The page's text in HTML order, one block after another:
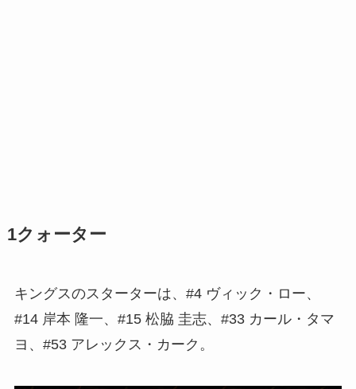
1クォーター
キングスのスターターは、#4 ヴィック・ロー、
#14 岸本 隆一、#15 松脇 圭志、#33 カール・タマ
ヨ、#53 アレックス・カーク。